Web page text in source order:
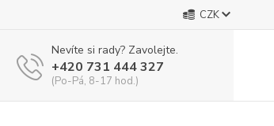
CZK
Nevíte si rady? Zavolejte.
+420 731 444 327
(Po-Pá, 8-17 hod.)